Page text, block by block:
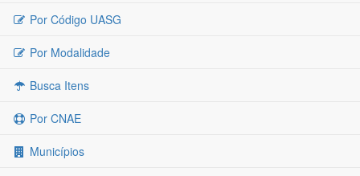
Por Código UASG
Por Modalidade
Busca Itens
Por CNAE
Municípios